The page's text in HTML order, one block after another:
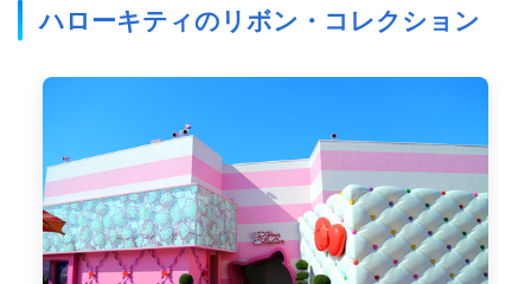
ハローキティのリボン・コレクション